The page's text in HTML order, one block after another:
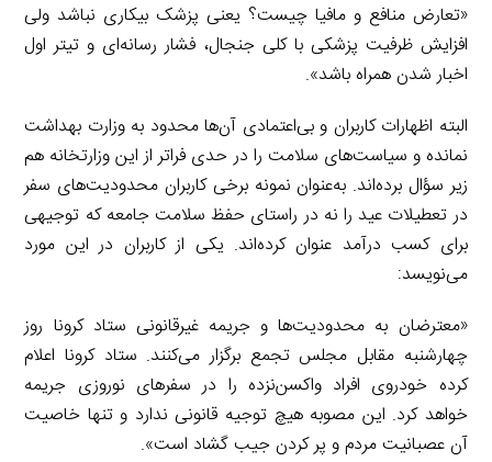
«تعارض منافع و مافیا چیست؟ یعنی پزشک بیکاری نباشد ولی
افزایش ظرفیت پزشکی با کلی جنجال، فشار رسانه‌ای و تیتر اول
اخبار شدن همراه باشد».
البته اظهارات کاربران و بی‌اعتمادی آن‌ها محدود به وزارت بهداشت
نمانده و سیاست‌های سلامت را در حدی فراتر از این وزارتخانه هم
زیر سؤال برده‌اند. به‌عنوان نمونه برخی کاربران محدودیت‌های سفر
در تعطیلات عید را نه در راستای حفظ سلامت جامعه که توجیهی
برای کسب درآمد عنوان کرده‌اند. یکی از کاربران در این مورد
می‌نویسد:
«معترضان به محدودیت‌ها و جریمه غیرقانونی ستاد کرونا روز
چهارشنبه مقابل مجلس تجمع برگزار می‌کنند. ستاد کرونا اعلام
کرده خودروی افراد واکسن‌نزده را در سفرهای نوروزی جریمه
خواهد کرد. این مصوبه هیچ توجیه قانونی ندارد و تنها خاصیت
آن عصبانیت مردم و پر کردن جیب گشاد است».